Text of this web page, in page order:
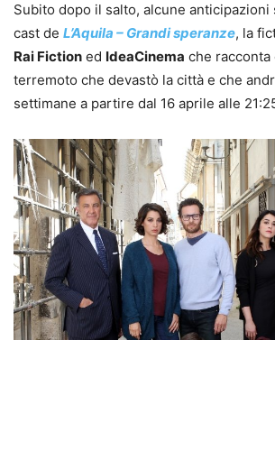
Subito dopo il salto, alcune anticipazioni
cast de L’Aquila – Grandi speranze, la
Rai Fiction ed IdeaCinema che
terremoto che devastò la città e che
settimane a partire dal 16 aprile alle